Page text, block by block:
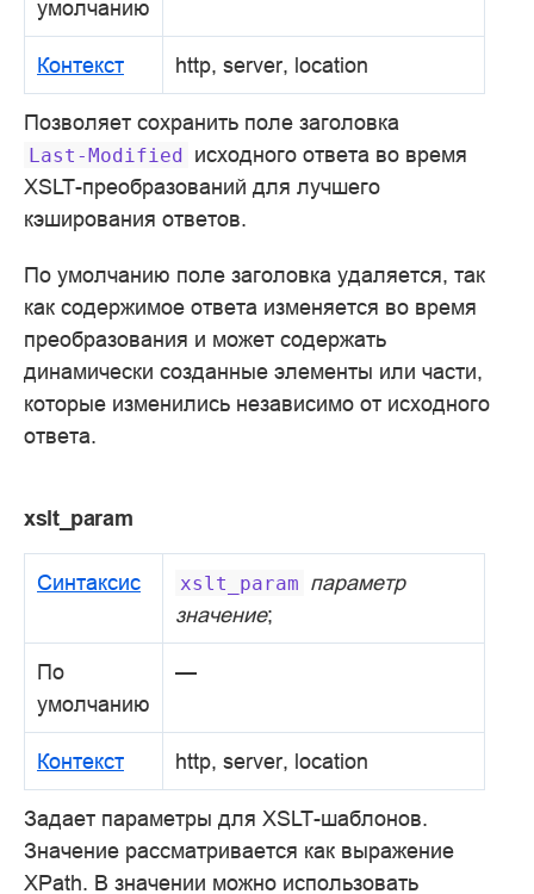
умолчанию
Контекст http, server, location
Позволяет сохранить поле заголовка
Last-Modified исходного ответа во время
XSLT-преобразований для лучшего
кэширования ответов.
По умолчанию поле заголовка удаляется, так
как содержимое ответа изменяется во время
преобразования и может содержать
динамически созданные элементы или части,
которые изменились независимо от исходного
ответа.
xslt_param
Синтаксис xslt_param параметр
значение;
По
умолчанию
—
Контекст http, server, location
Задает параметры для XSLT-шаблонов.
Значение рассматривается как выражение
XPath. В значении можно использовать